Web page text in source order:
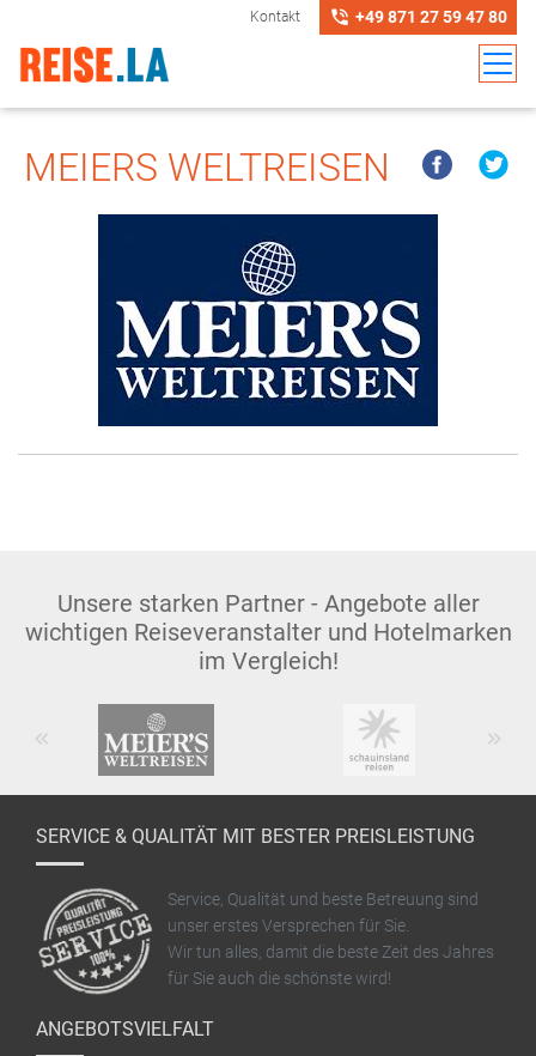
Kontakt +49 871 27 59 47 80
MEIERS WELTREISEN
Unsere starken Partner - Angebote aller
wichtigen Reiseveranstalter und Hotelmarken
im Vergleich!
SERVICE & QUALITÄT MIT BESTER PREISLEISTUNG
Service, Qualität und beste Betreuung sind
unser erstes Versprechen für Sie.
Wir tun alles, damit die beste Zeit des Jahres
für Sie auch die schönste wird!
ANGEBOTSVIELFALT